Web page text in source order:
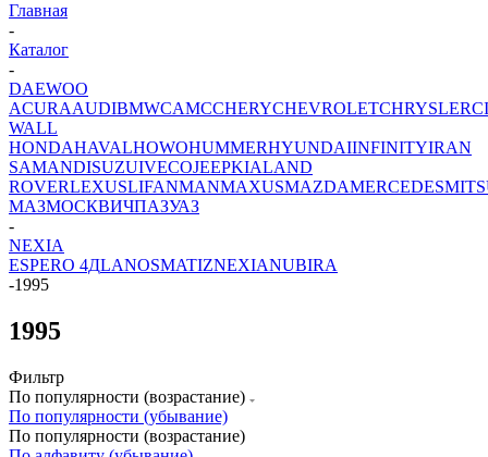
Главная
-
Каталог
-
DAEWOO
ACURAAUDIBMWCAMCCHERYCHEVROLETCHRYSLER
WALL
HONDAHAVALHOWOHUMMERHYUNDAIINFINITYIRAN
SAMANDISUZUIVECOJEEPKIALAND
ROVERLEXUSLIFANMANMAXUSMAZDAMERCEDES
МАЗМОСКВИЧПАЗУАЗ
-
NEXIA
ESPERO 4ДLANOSMATIZNEXIANUBIRA
-1995
1995
Фильтр
По популярности (возрастание)
По популярности (убывание)
По популярности (возрастание)